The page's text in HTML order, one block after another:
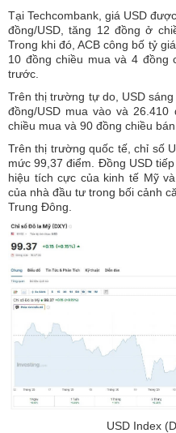
Tại Techcombank, giá USD
đồng/USD, tăng 12 đồng ở
Trong khi đó, ACB công bố tỷ
10 đồng chiều mua và 4 đồng
trước.
Trên thị trường tự do, USD
đồng/USD mua vào và
chiều mua và 90 đồng chiều bán.
Trên thị trường quốc tế, chỉ số
mức 99,37 điểm. Đồng USD
hiệu tích cực của kinh tế Mỹ
của nhà đầu tư trong bối cảnh
Trung Đông.
USD Index